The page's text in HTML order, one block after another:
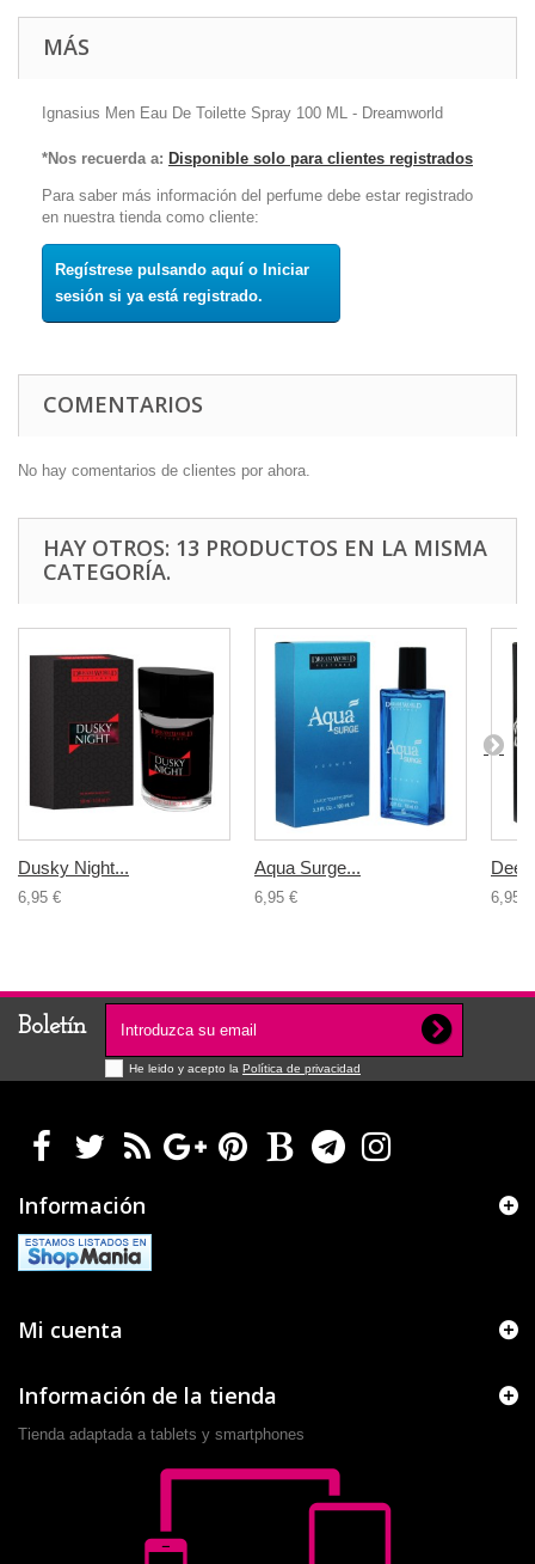
MÁS
Ignasius Men Eau De Toilette Spray 100 ML - Dreamworld
*Nos recuerda a: Disponible solo para clientes registrados
Para saber más información del perfume debe estar registrado
en nuestra tienda como cliente:
Regístrese pulsando aquí o Iniciar
sesión si ya está registrado.
COMENTARIOS
No hay comentarios de clientes por ahora.
HAY OTROS: 13 PRODUCTOS EN LA MISMA
CATEGORÍA.
Dusky Night...
6,95 €
Aqua Surge...
6,95 € 6,95 €
Boletín
He leido y acepto la Política de privacidad
Información
Mi cuenta
Información de la tienda
Tienda adaptada a tablets y smartphones